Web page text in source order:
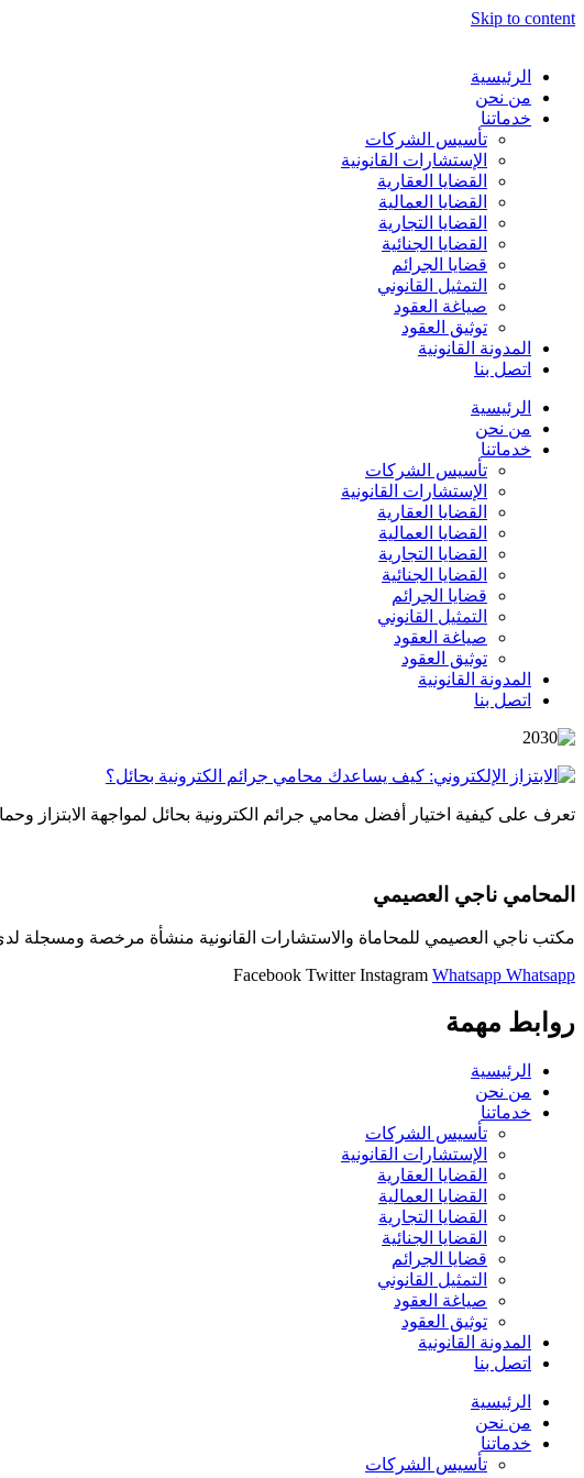
Skip to content
الرئيسية
من نحن
خدماتنا
تأسيس الشركات
الإستشارات القانونية
القضايا العقارية
القضايا العمالية
القضايا التجارية
القضايا الجنائية
قضايا الجرائم
التمثيل القانوني
صياغة العقود
توثيق العقود
المدونة القانونية
اتصل بنا
الرئيسية
من نحن
خدماتنا
تأسيس الشركات
الإستشارات القانونية
القضايا العقارية
القضايا العمالية
القضايا التجارية
القضايا الجنائية
قضايا الجرائم
التمثيل القانوني
صياغة العقود
توثيق العقود
المدونة القانونية
اتصل بنا
تعرف على كيفية اختيار أفضل محامي جرائم الكترونية بحائل لمواجهة الابتزاز
المحامي ناجي العصيمي
مكتب ناجي العصيمي للمحاماة والاستشارات القانونية منشأة مرخصة ومسجلة
Facebook Twitter Instagram Whatsapp Whatsapp
روابط مهمة
الرئيسية
من نحن
خدماتنا
تأسيس الشركات
الإستشارات القانونية
القضايا العقارية
القضايا العمالية
القضايا التجارية
القضايا الجنائية
قضايا الجرائم
التمثيل القانوني
صياغة العقود
توثيق العقود
المدونة القانونية
اتصل بنا
الرئيسية
من نحن
خدماتنا
تأسيس الشركات